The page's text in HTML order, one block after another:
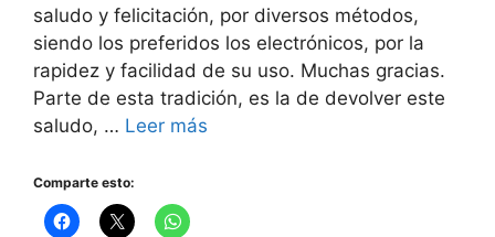
saludo y felicitación, por diversos métodos,
siendo los preferidos los electrónicos, por la
rapidez y facilidad de su uso. Muchas gracias.
Parte de esta tradición, es la de devolver este
saludo, … Leer más
Comparte esto: